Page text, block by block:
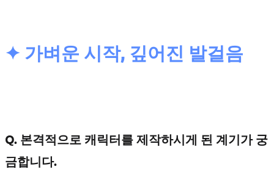
✦ 가벼운 시작, 깊어진 발걸음
Q. 본격적으로 캐릭터를 제작하시게 된 계기가 궁
금합니다.